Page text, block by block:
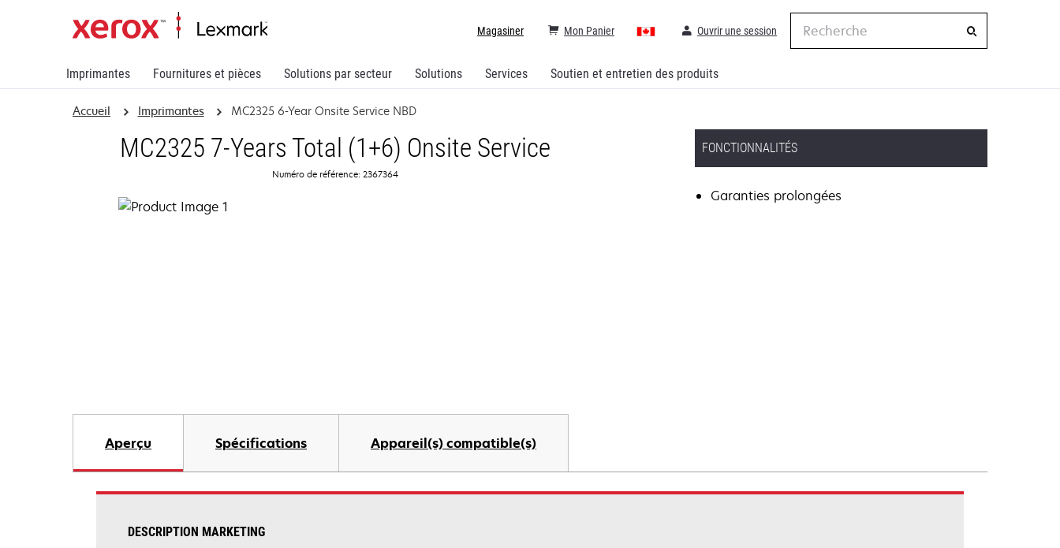
Imprimantes Fournitures et pièces Solutions par secteur Solutions Services Soutien et entretien des produits
Magasiner Mon Panier
Recherche
Ouvrir une session
Accueil Imprimantes MC2325 6-Year Onsite Service NBD
MC2325 7-Years Total (1+6) Onsite Service
Numéro de référence: 2367364
FONCTIONNALITÉS
Garanties prolongées
Aperçu Spécifications Appareil(s) compatible(s)
DESCRIPTION MARKETING